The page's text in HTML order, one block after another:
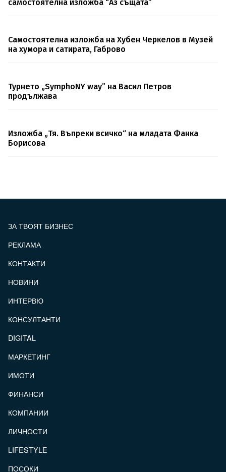
самостоятелна изложба “Аз същата”
Самостоятелна изложба на Хубен Черкелов в Музей
на хумора и сатирата, Габрово
Турнето „SymphoNY way” на Васил Петров
продължава
Изложба „Тя. Въпреки всичко“ на младата Фанка
Борисова
ЗА ТВОЯТ БИЗНЕС
РЕКЛАМА
КОНТАКТИ
НОВИНИ
ИНТЕРВЮ
КОНСУЛТАНТИ
DIGITAL
МАРКЕТИНГ
ИМОТИ
ФИНАНСИ
КОМПАНИИ
ЛИЧНОСТИ
LIFESTYLE
ПОСОКИ